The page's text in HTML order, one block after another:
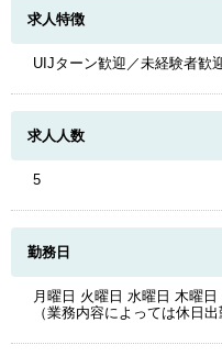
求人特徴
UIJターン歓迎／未経験者歓
求人人数
5
勤務日
月曜日 火曜日 水曜日 木曜
（業務内容によっては休日出